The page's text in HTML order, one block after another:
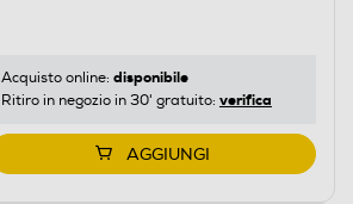
Acquisto online: disponibile
Ritiro in negozio in 30' gratuito: verifica
AGGIUNGI